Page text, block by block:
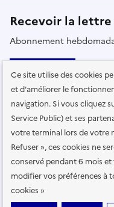
Ce site utilise des cookies
et d'améliorer le
navigation. Si vous cliquez
Service Public) et ses
votre terminal lors de votre
Refuser », ces cookies ne
conservé pendant 6 mois
modifier vos préférences à
cookies »
Recevoir la
Abonnement
S’abonner
Lire la dernière lettre
Voir toutes les lettres
Suivez-nous
sur les réseaux